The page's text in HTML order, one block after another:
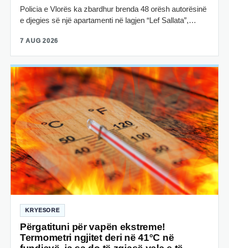
Policia e Vlorës ka zbardhur brenda 48 orësh autorësinë
e djegies së një apartamenti në lagjen “Lef Sallata”,…
7 AUG 2026
KRYESORE
Përgatituni për vapën ekstreme!
Termometri ngjitet deri në 41°C në